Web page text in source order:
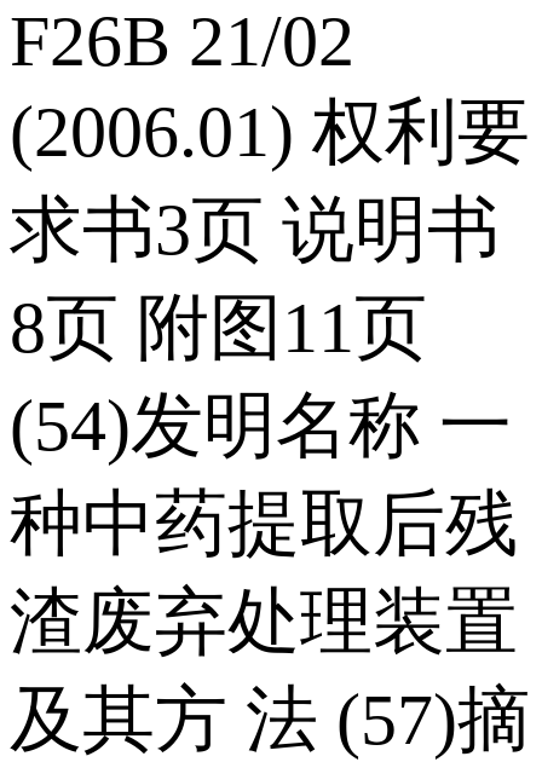
F26B 21/02
(2006.01) 权利要
求书3页 说明书
8页 附图11页
(54)发明名称 一
种中药提取后残
渣废弃处理装置
及其方 法 (57)摘